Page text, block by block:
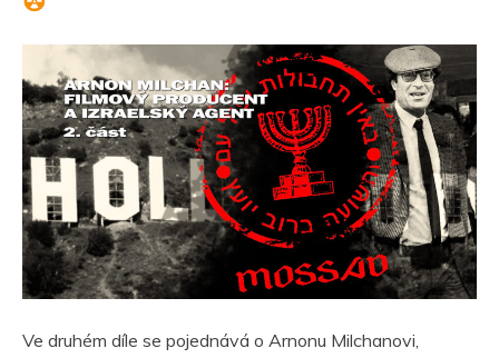
Ve druhém díle se pojednává o Arnonu Milchanovi,